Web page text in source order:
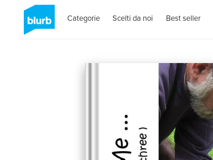
Categorie Scelti da noi Best seller